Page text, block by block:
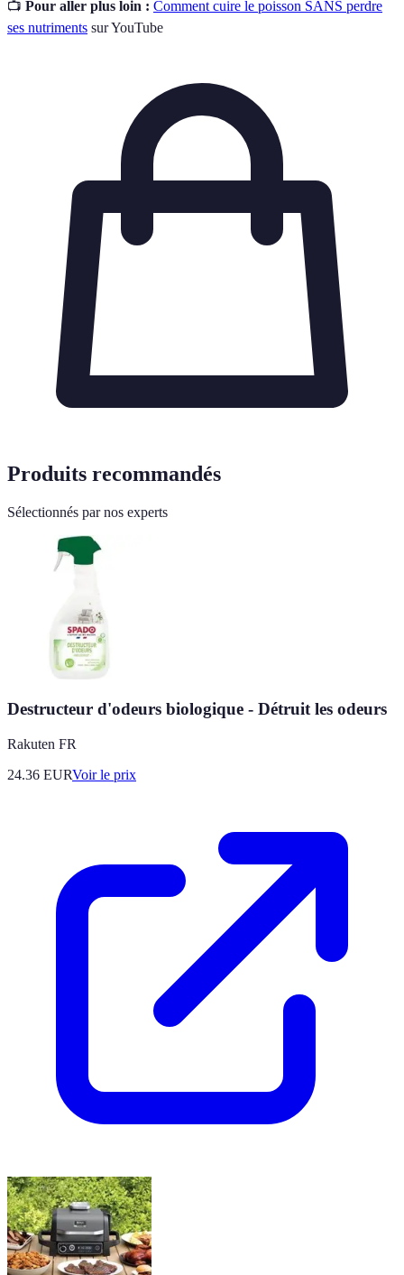
📺 Pour aller plus loin : Comment cuire le poisson SANS perdre
ses nutriments sur YouTube
Produits recommandés
Sélectionnés par nos experts
Destructeur d'odeurs biologique - Détruit les odeurs
Rakuten FR
24.36 EURVoir le prix